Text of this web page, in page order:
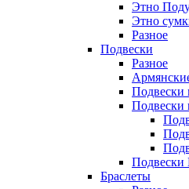
Этно
Этно
Разное
Подвески
Разное
Подвески
Подвески
Браслеты